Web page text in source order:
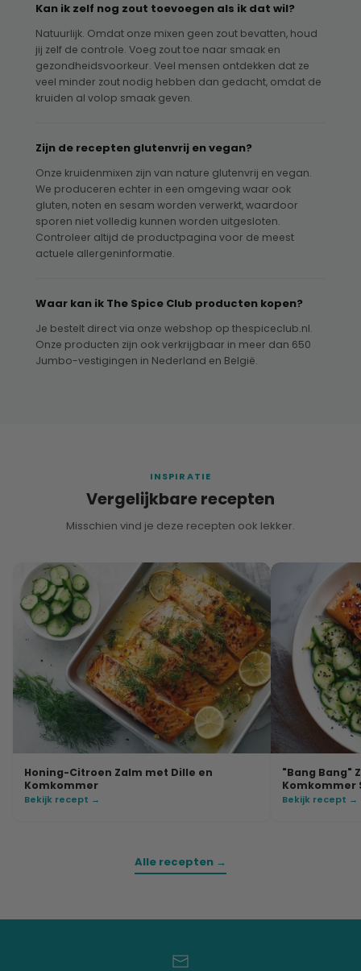
Kan ik zelf nog zout toevoegen als ik dat wil?
Natuurlijk. Omdat onze mixen geen zout bevatten, houd
jij zelf de controle. Voeg zout toe naar smaak en
gezondheidsvoorkeur. Veel mensen ontdekken dat ze
veel minder zout nodig hebben dan gedacht, omdat de
kruiden al volop smaak geven.
Zijn de recepten glutenvrij en vegan?
Onze kruidenmixen zijn van nature glutenvrij en vegan.
We produceren echter in een omgeving waar ook
gluten, noten en sesam worden verwerkt, waardoor
sporen niet volledig kunnen worden uitgesloten.
Controleer altijd de productpagina voor de meest
actuele allergeninformatie.
Waar kan ik The Spice Club producten kopen?
Je bestelt direct via onze webshop op thespiceclub.nl.
Onze producten zijn ook verkrijgbaar in meer dan 650
Jumbo-vestigingen in Nederland en België.
INSPIRATIE
Vergelijkbare recepten
Misschien vind je deze recepten ook lekker.
Honing-Citroen Zalm met Dille en
Komkommer
Bekijk recept →
"Bang Bang"
Komkommer
Bekijk recept →
Alle recepten →